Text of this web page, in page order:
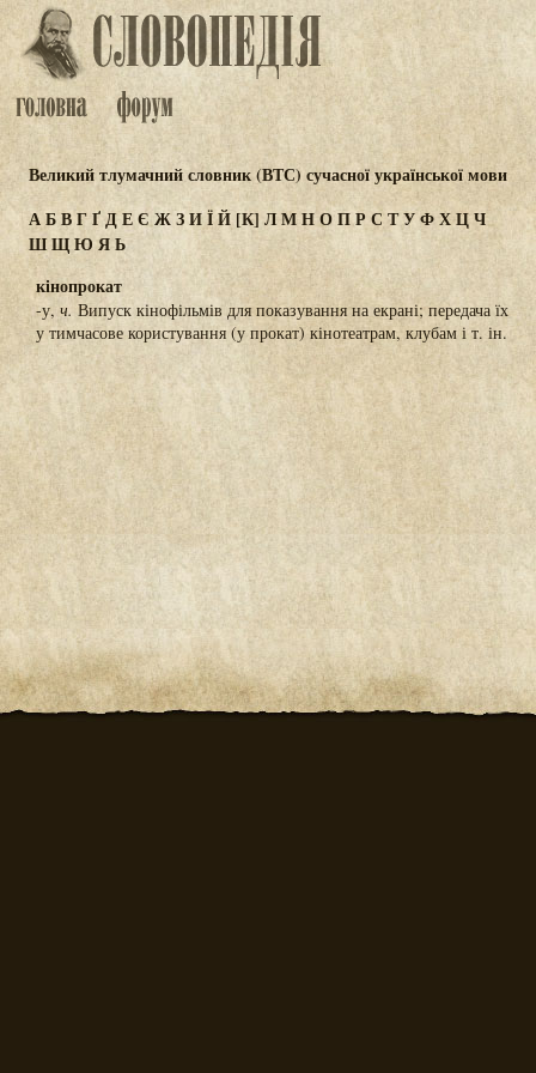
Великий тлумачний словник (ВТС) сучасної української мови
АБВГҐДЕЄ ЖЗИЇЙ [К] ЛМНОПР СТУФХЦЧ
ШЩЮЯЬ
кінопрокат
-у, ч. Випуск кінофільмів для показування на екрані; передача їх
у тимчасове користування (у прокат) кінотеатрам, клубам і т. ін.